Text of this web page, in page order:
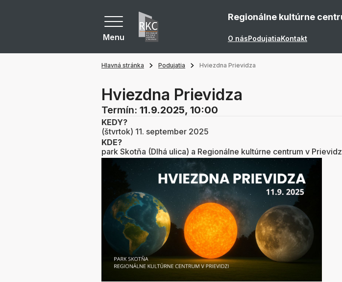
Menu
Regionálne kultúrne
O násPodujatiaKontakt
Hlavná stránka Podujatia Hviezdna Prievidza
Hviezdna Prievidza
Termín: 11.9.2025, 10:00
KEDY?
(štvrtok) 11. september 2025
KDE?
park Skotňa (Dlhá ulica) a Regionálne kultúrne centrum v